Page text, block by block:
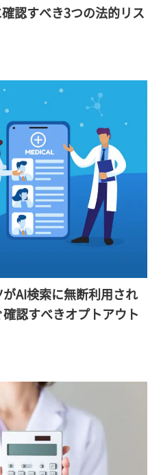
認すべき3つの法的リス
AI検索に無断利用され
認すべきオプトアウト